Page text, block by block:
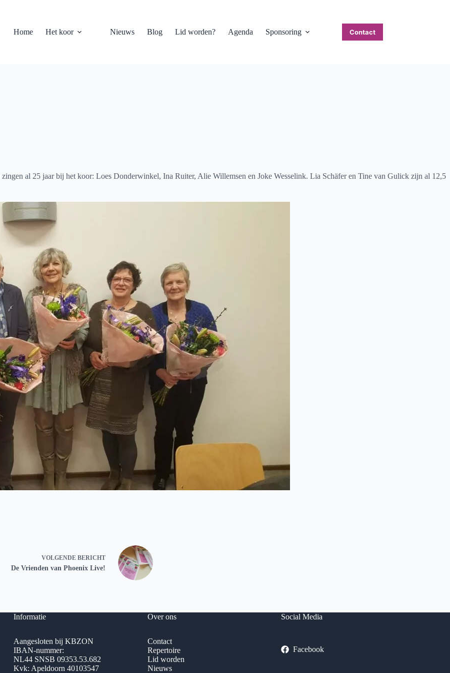
Home Het koor Nieuws Blog Lid worden? Agenda Sponsoring Contact
al 25 jaar bij het koor: Loes Donderwinkel, Ina Ruiter, Alie Willemsen en Joke Wesselink. Lia Schäfer en Tine van Gulick zijn al 12,5
VOLGENDE BERICHT
De Vrienden van Phoenix Live!
Informatie
Aangesloten bij KBZON
IBAN-nummer:
NL44 SNSB 09353.53.682
Kvk: Apeldoorn 40103547
Over ons
Contact
Repertoire
Lid worden
Nieuws
Social Media
Facebook